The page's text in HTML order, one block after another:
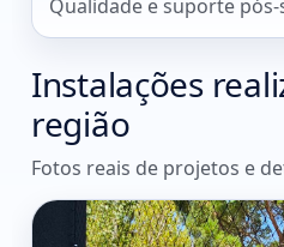
Qualidade e suporte
Instalações
região
Fotos reais de projetos e